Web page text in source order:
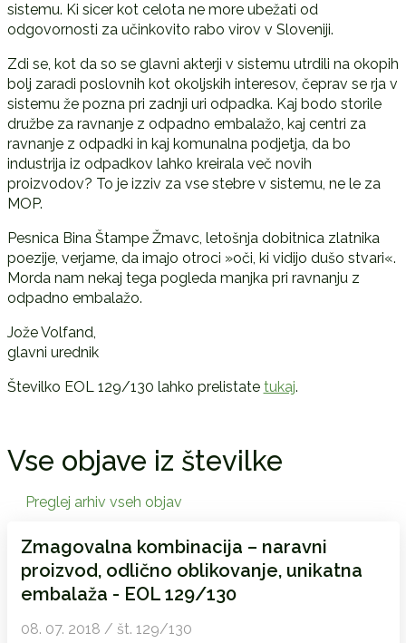
sistemu. Ki sicer kot celota ne more ubežati od
odgovornosti za učinkovito rabo virov v Sloveniji.
Zdi se, kot da so se glavni akterji v sistemu utrdili na okopih
bolj zaradi poslovnih kot okoljskih interesov, čeprav se rja v
sistemu že pozna pri zadnji uri odpadka. Kaj bodo storile
družbe za ravnanje z odpadno embalažo, kaj centri za
ravnanje z odpadki in kaj komunalna podjetja, da bo
industrija iz odpadkov lahko kreirala več novih
proizvodov? To je izziv za vse stebre v sistemu, ne le za
MOP.
Pesnica Bina Štampe Žmavc, letošnja dobitnica zlatnika
poezije, verjame, da imajo otroci »oči, ki vidijo dušo stvari«.
Morda nam nekaj tega pogleda manjka pri ravnanju z
odpadno embalažo.
Jože Volfand,
glavni urednik
Številko EOL 129/130 lahko prelistate tukaj.
Vse objave iz številke
Preglej arhiv vseh objav
Zmagovalna kombinacija – naravni
proizvod, odlično oblikovanje, unikatna
embalaža - EOL 129/130
08. 07. 2018 / št. 129/130